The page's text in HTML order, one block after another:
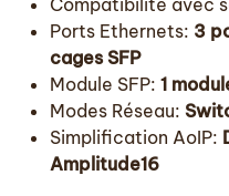
Compatibilité avec
Ports Ethernets: 3
cages SFP
Module SFP: 1
Modes Réseau:
Simplification AoIP:
Amplitude16